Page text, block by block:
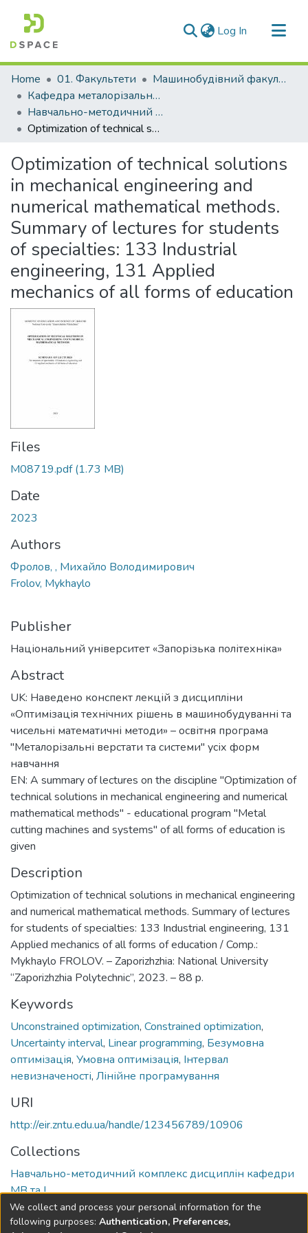
Log In (current)
Communities & Collections
All of DSpace
Statistics
Home 01. Факультети
Машинобудівний факультет
Кафедра металорізальних верстатів та інструментів (Кафедра МВ та І)
Навчально-методичний комплекс дисциплін кафедри МВ та І
Optimization of technical solutions in mechanical engineering and numerical mathematical methods. Summary of lectures for students of specialties: 133 Industrial engineering, 131 Applied mechanics of all forms of education
Optimization of technical solutions
in mechanical engineering and
numerical mathematical methods.
Summary of lectures for students
of specialties: 133 Industrial
engineering, 131 Applied
mechanics of all forms of education
Files
M08719.pdf(1.73 MB)
Date
2023
Authors
Фролов, , Михайло Володимирович
Frolov, Mykhaylo
Publisher
Національний університет «Запорізька політехніка»
Abstract
UK: Наведено конспект лекцій з дисципліни
«Оптимізація технічних рішень в машинобудуванні та
чисельні математичні методи» – освітня програма
"Металорізальні верстати та системи" усіх форм
навчання
EN: A summary of lectures on the discipline "Optimization of
technical solutions in mechanical engineering and numerical
mathematical methods" - educational program "Metal
cutting machines and systems" of all forms of education is
given
Description
Optimization of technical solutions in mechanical engineering
and numerical mathematical methods. Summary of lectures
for students of specialties: 133 Industrial engineering, 131
Applied mechanics of all forms of education / Comp.:
Mykhaylo FROLOV. – Zaporizhzhia: National University
“Zaporizhzhia Polytechnic”, 2023. – 88 p.
Keywords
Unconstrained optimization, Constrained optimization,
Uncertainty interval, Linear programming, Безумовна
оптимізація, Умовна оптимізація, Інтервал
невизначеності, Лінійне програмування
URI
http://eir.zntu.edu.ua/handle/123456789/10906
Collections
Навчально-методичний комплекс дисциплін кафедри
МВ та І
Full item page
We collect and process your personal information for the
following purposes: Authentication, Preferences,